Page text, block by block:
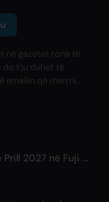
në gazetat tona të
do t'ju duhet të
emailin që merrni.
Anime TV 'Shozen' Për shfaqje në Prill 2027 në Fuji TV